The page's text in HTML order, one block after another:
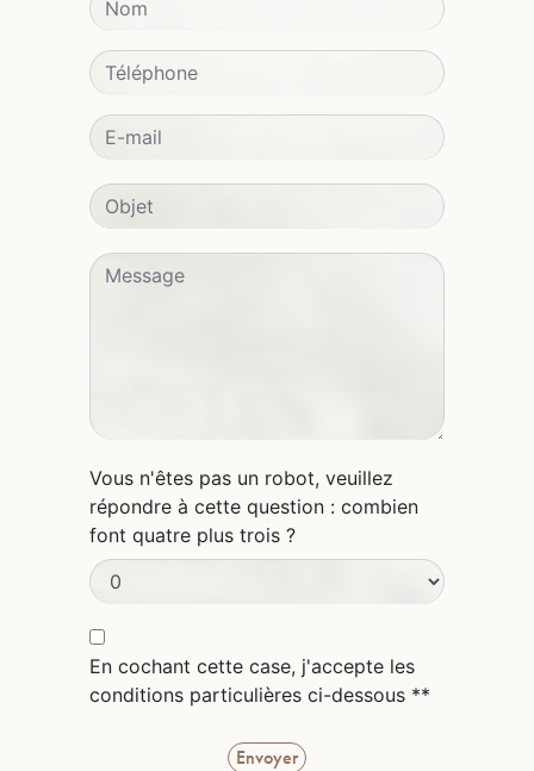
Vous n'êtes pas un robot, veuillez
répondre à cette question : combien
font quatre plus trois ?
En cochant cette case, j'accepte les
conditions particulières ci-dessous **
Envoyer